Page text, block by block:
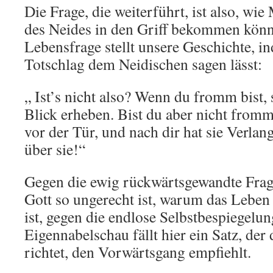
Die Frage, die weiterführt, ist also, wie
des Neides in den Griff bekommen
Lebensfrage stellt unsere Geschichte,
Totschlag dem Neidischen sagen lässt:
„ Ist’s nicht also? Wenn du fromm
Blick erheben. Bist du aber nicht
vor der Tür, und nach dir hat sie
über sie!“
Gegen die ewig rückwärtsgewandte
Gott so ungerecht ist, warum das
ist, gegen die endlose
Eigennabelschau fällt hier ein Satz,
richtet, den Vorwärtsgang empfiehlt.